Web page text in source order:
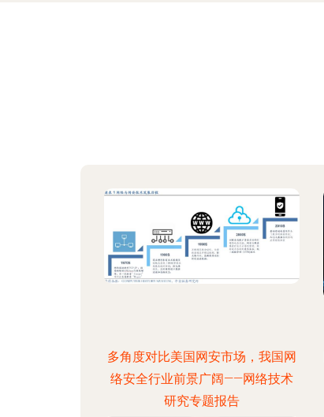
多角度对比美国网安市场，我国网
络安全行业前景广阔——网络技术
研究专题报告